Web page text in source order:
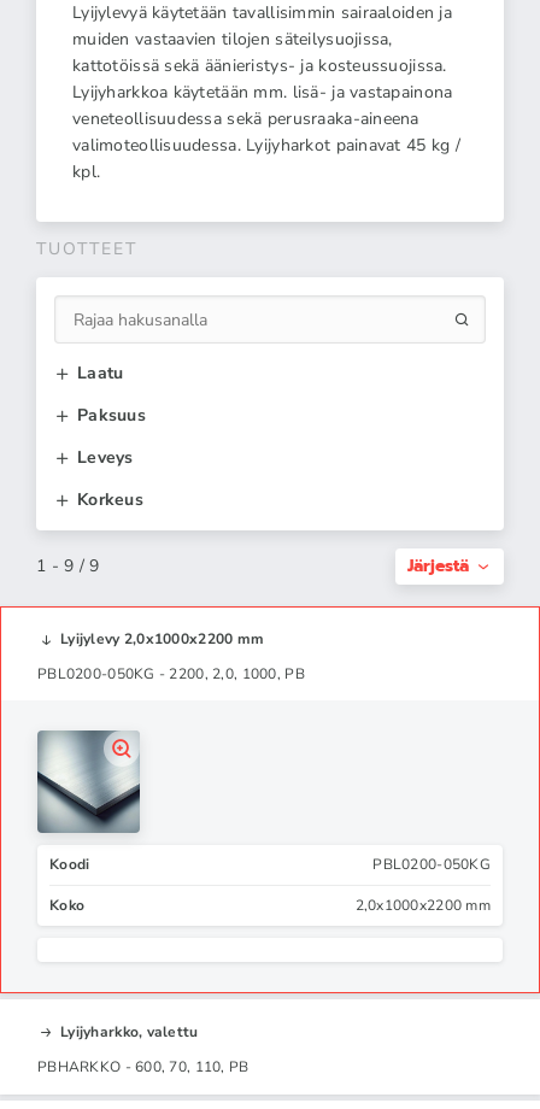
Lyijylevyä käytetään tavallisimmin sairaaloiden ja
muiden vastaavien tilojen säteilysuojissa,
kattotöissä sekä äänieristys- ja kosteussuojissa.
Lyijyharkkoa käytetään mm. lisä- ja vastapainona
veneteollisuudessa sekä perusraaka-aineena
valimoteollisuudessa. Lyijyharkot painavat 45 kg /
kpl.
TUOTTEET
Laatu
Paksuus
Leveys
Korkeus
1 - 9 / 9 Järjestä
Lyijylevy 2,0x1000x2200 mm
PBL0200-050KG - 2200, 2,0, 1000, PB
Koodi PBL0200-050KG
Koko 2,0x1000x2200 mm
Lyijyharkko, valettu
PBHARKKO - 600, 70, 110, PB